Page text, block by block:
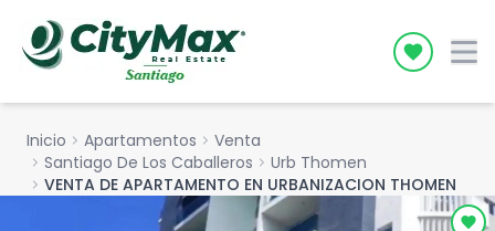
Icon
Inicio chevron_right Apartamentos chevron_right Venta
chevron_right Santiago De Los Caballeros chevron_right Urb Thomen
chevron_right VENTA DE APARTAMENTO EN URBANIZACION THOMEN